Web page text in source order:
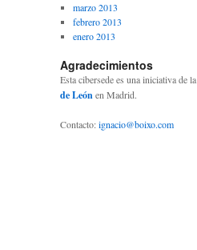
marzo 2013
febrero 2013
enero 2013
Agradecimientos
Esta cibersede es una iniciativa de la
de Leónen Madrid.
Contacto:ignacio@boixo.com